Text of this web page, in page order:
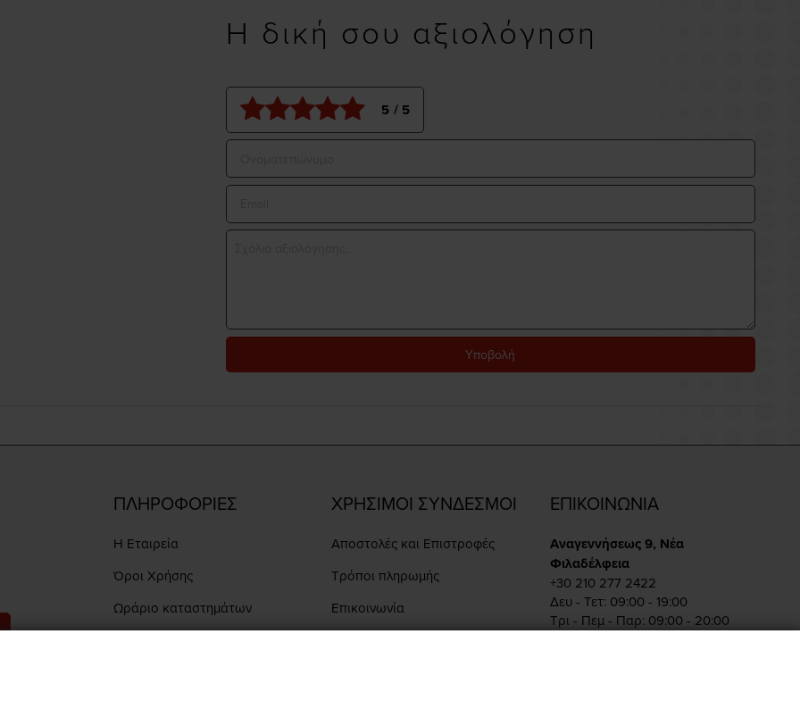
Η δική σου αξιολόγηση
Υποβολή
ΠΛΗΡΟΦΟΡΙΕΣ
Η Εταιρεία
Όροι Χρήσης
Ωράριο καταστημάτων
ΧΡΗΣΙΜΟΙ ΣΥΝΔΕΣΜΟΙ
Αποστολές και Επιστροφές
Τρόποι πληρωμής
Επικοινωνία
ΕΠΙΚΟΙΝΩΝΙΑ
Αναγεννήσεως 9, Νέα
Φιλαδέλφεια
+30 210 277 2422
Δευ - Τετ: 09:00 - 19:00
Τρι - Πεμ - Παρ: 09:00 - 20:00